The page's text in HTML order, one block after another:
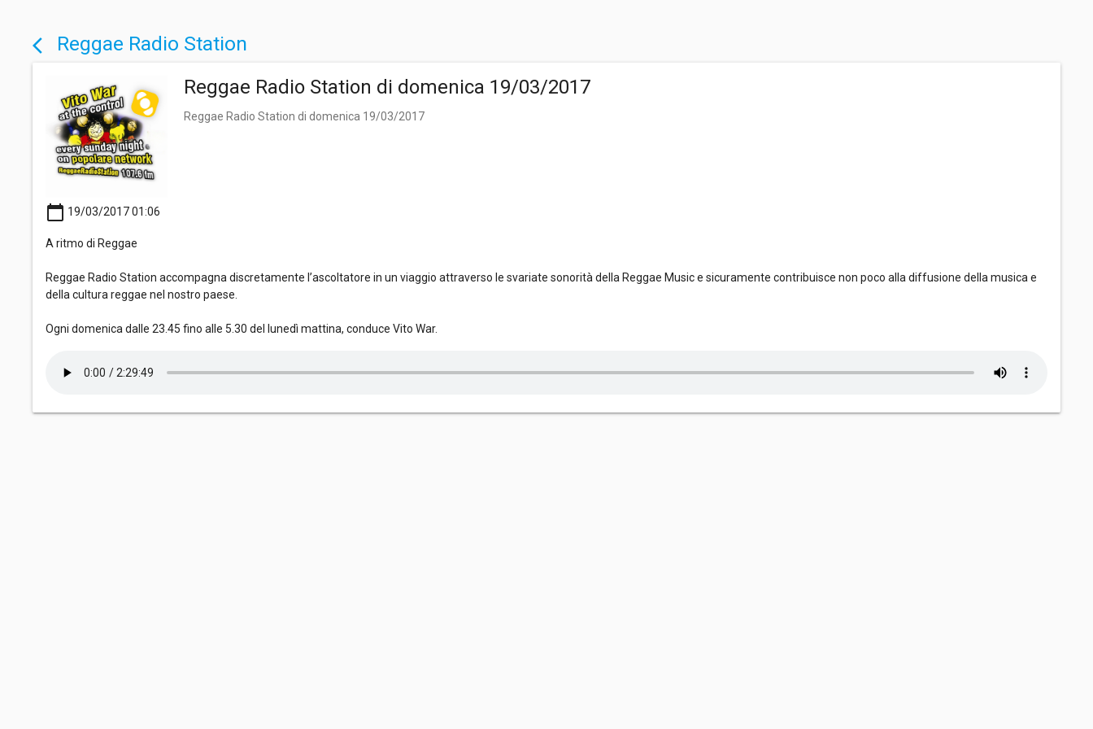
arrow_back_ios Reggae Radio Station
Reggae Radio Station di domenica 19/03/2017
Reggae Radio Station di domenica 19/03/2017
calendar_today 19/03/2017 01:06
A ritmo di Reggae
Reggae Radio Station accompagna discretamente l’ascoltatore in un viaggio attraverso le svariate sonorità della Reggae Music e sicuramente contribuisce non poco alla diffusione della musica e
della cultura reggae nel nostro paese.
Ogni domenica dalle 23.45 fino alle 5.30 del lunedì mattina, conduce Vito War.